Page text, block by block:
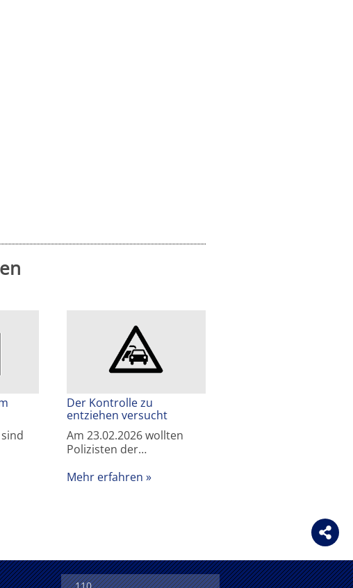
Der Kontrolle zu
entziehen versucht
Am 23.02.2026 wollten
Polizisten der…
Mehr erfahren
110